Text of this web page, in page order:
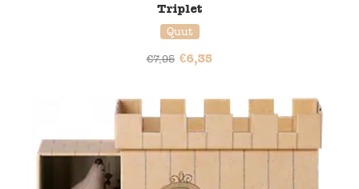
Triplet
Quut
€7,95 €6,35